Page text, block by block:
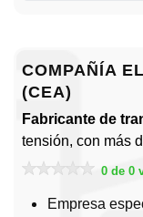
COMPAÑÍA
(CEA)
Fabricante de
tensión, con más
0 de 0
Empresa